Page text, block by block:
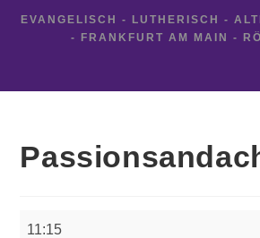
EVANGELISCH - LUTHERISCH -
- FRANKFURT AM MAIN -
11:15